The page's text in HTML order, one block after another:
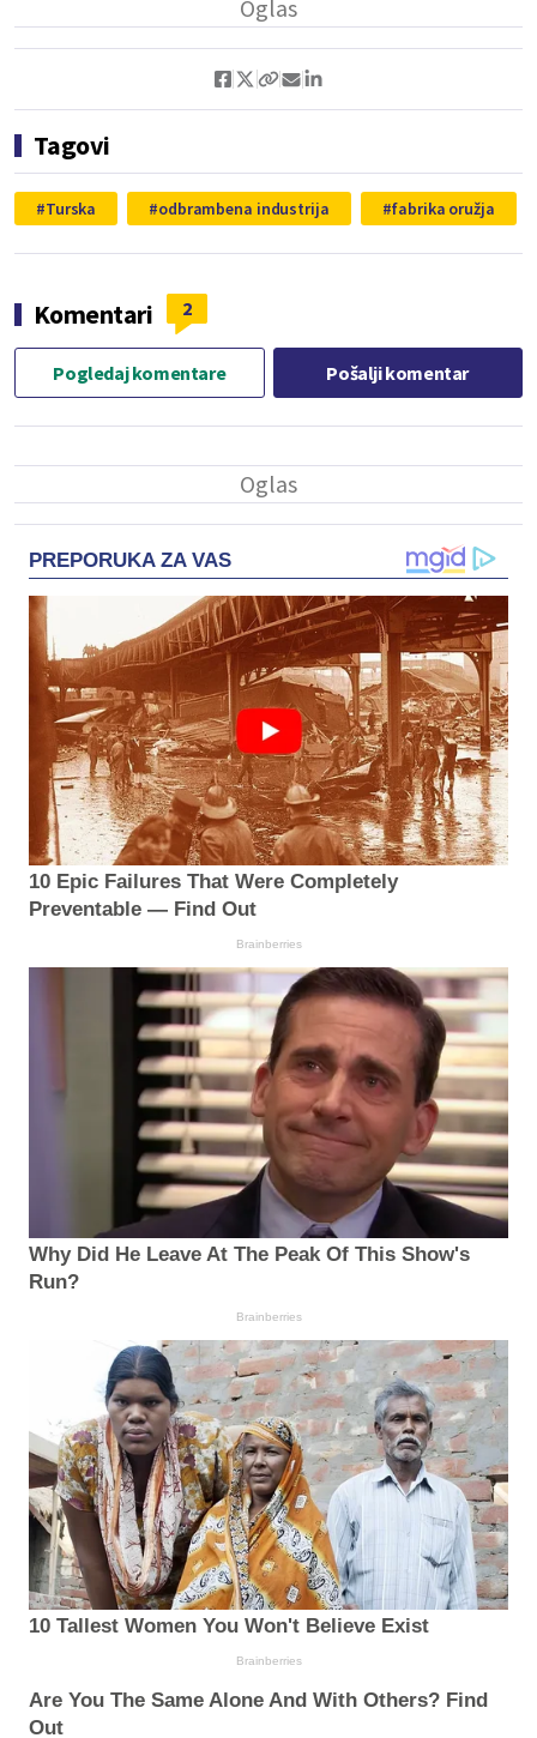
Tagovi
Turska odbrambena industrija fabrika oružja
Komentari 2
Pogledaj komentare Pošalji komentar
PREPORUKA ZA VAS
10 Epic Failures That Were Completely
Preventable — Find Out
Brainberries
Why Did He Leave At The Peak Of This Show's
Run?
Brainberries
10 Tallest Women You Won't Believe Exist
Brainberries
Are You The Same Alone And With Others? Find
Out